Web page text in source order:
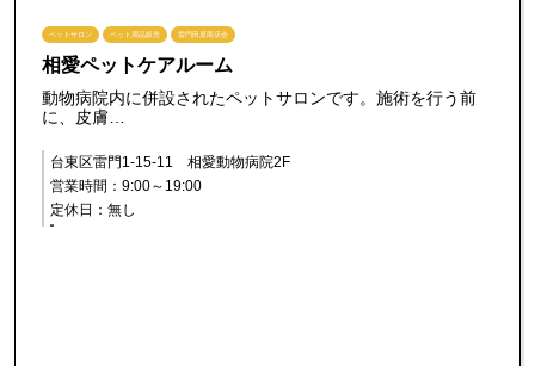
ペットサロン ペット用品販売 雷門田原商店会
相愛ペットケアルーム
動物病院内に併設されたペットサロンです。施術を行う前
に、皮膚…
台東区雷門1-15-11 相愛動物病院2F
営業時間：9:00～19:00
定休日：無し